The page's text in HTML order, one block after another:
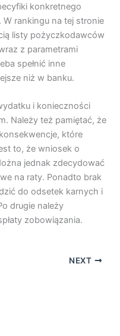
konkretnego
rankingu na tej stronie
listy pożyczkodawców
z parametrami
spełnić inne
niż w banku.
i konieczności
Należy też pamiętać, że
które
to, że wniosek o
jednak zdecydować
na raty. Ponadto brak
do odsetek karnych i
drugie należy
zobowiązania.
NEXT